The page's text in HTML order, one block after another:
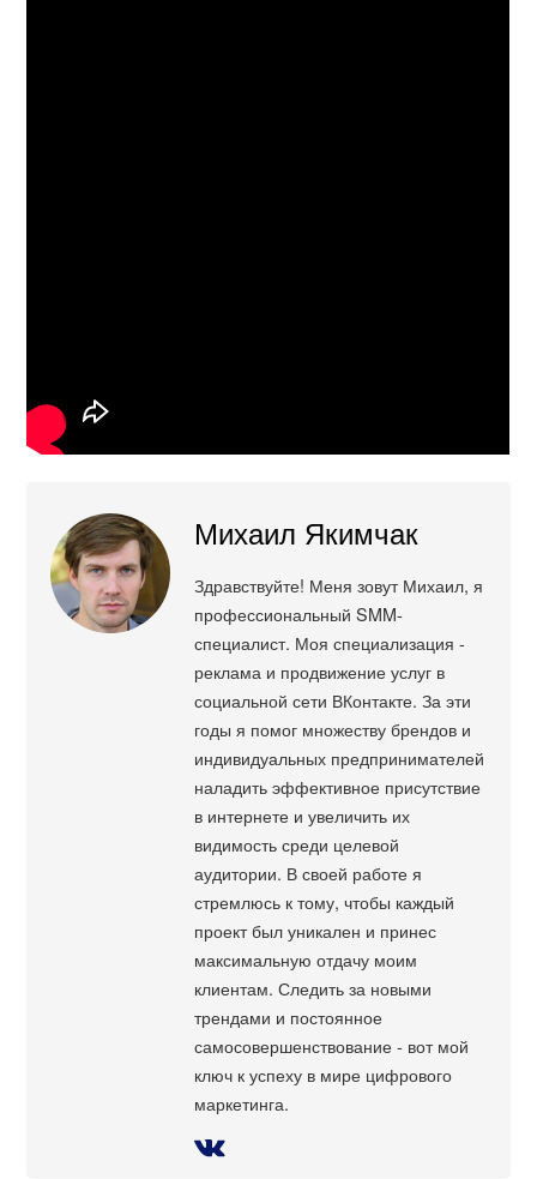
Михаил Якимчак
Здравствуйте! Меня зовут Михаил, я
профессиональный SMM-
специалист. Моя специализация -
реклама и продвижение услуг в
социальной сети ВКонтакте. За эти
годы я помог множеству брендов и
индивидуальных предпринимателей
наладить эффективное присутствие
в интернете и увеличить их
видимость среди целевой
аудитории. В своей работе я
стремлюсь к тому, чтобы каждый
проект был уникален и принес
максимальную отдачу моим
клиентам. Следить за новыми
трендами и постоянное
самосовершенствование - вот мой
ключ к успеху в мире цифрового
маркетинга.